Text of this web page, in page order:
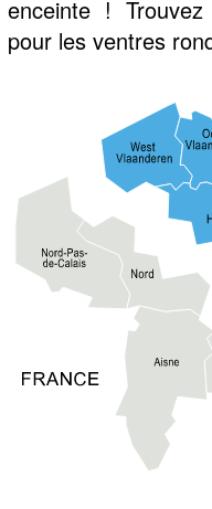
enceinte !
pour les ventres